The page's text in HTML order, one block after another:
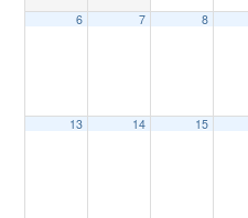
6 7 8
13 14 15